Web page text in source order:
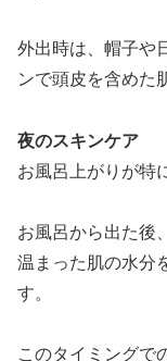
外出時は、帽子や
ンで頭皮を含めた
夜のスキンケア
お風呂上がりが特
お風呂から出た後、
温まった肌の水分
す。
このタイミングで